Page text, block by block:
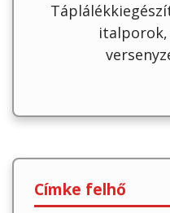
italporok,
Címke felhő